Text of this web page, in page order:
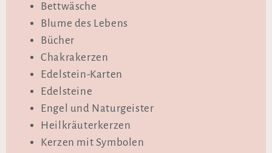
Bettwäsche
Blume des Lebens
Bücher
Chakrakerzen
Edelstein-Karten
Edelsteine
Engel und Naturgeister
Heilkräuterkerzen
Kerzen mit Symbolen